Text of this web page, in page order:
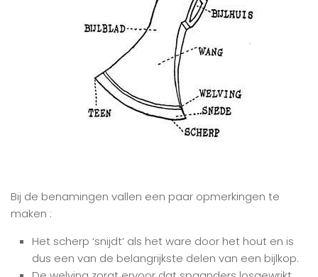
Bij de benamingen vallen een paar opmerkingen te
maken :
Het scherp ‘snijdt’ als het ware door het hout en is
dus een van de belangrijkste delen van een bijlkop.